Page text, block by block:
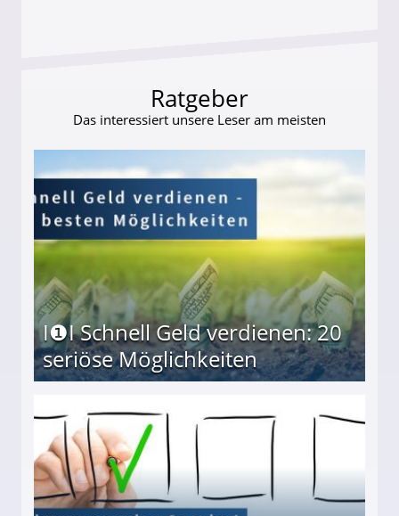
Ratgeber
Das interessiert unsere Leser am meisten
I❶I Schnell Geld verdienen: 20
seriöse Möglichkeiten